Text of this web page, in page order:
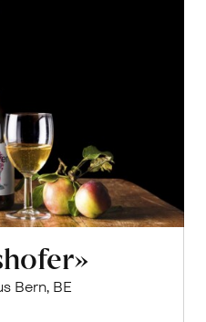
Bern, BE